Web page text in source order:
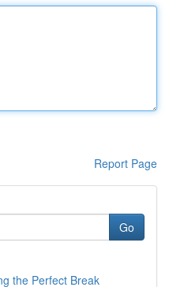
Report Page
Go
the Perfect Break